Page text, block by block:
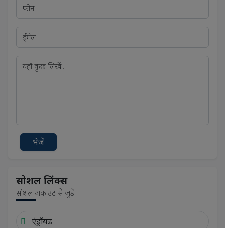
भेजें
सोशल लिंक्स
सोशल अकाउंट से जुड़ें
एंड्रॉयड